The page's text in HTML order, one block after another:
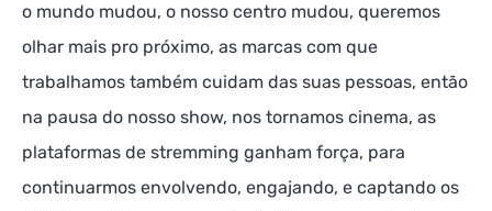
o mundo mudou, o nosso centro mudou, queremos
olhar mais pro próximo, as marcas com que
trabalhamos também cuidam das suas pessoas, então
na pausa do nosso show, nos tornamos cinema, as
plataformas de stremming ganham força, para
continuarmos envolvendo, engajando, e captando os